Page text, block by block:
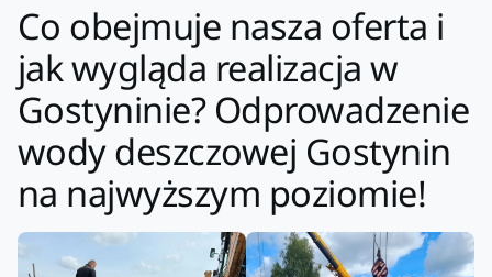
Co obejmuje nasza oferta i
jak wygląda realizacja w
Gostyninie? Odprowadzenie
wody deszczowej Gostynin
na najwyższym poziomie!